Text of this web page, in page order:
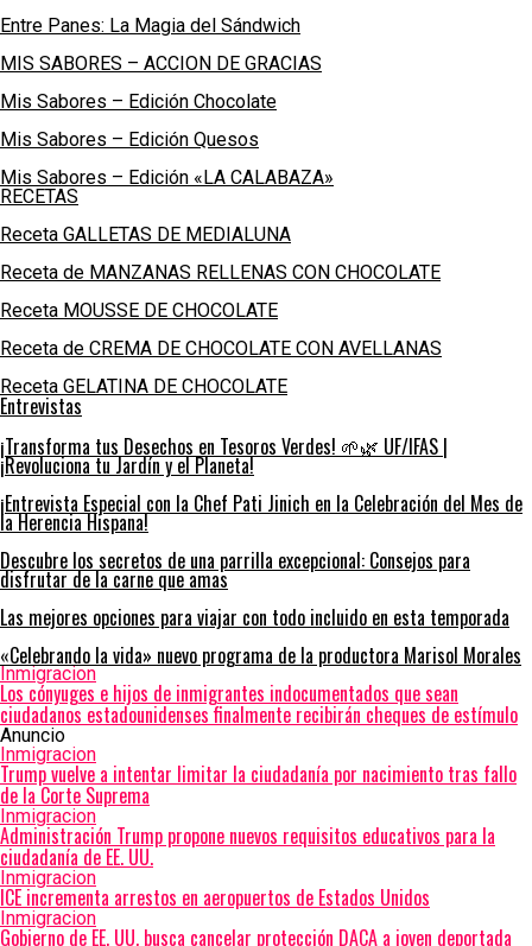
Entre Panes: La Magia del Sándwich
MIS SABORES – ACCION DE GRACIAS
Mis Sabores – Edición Chocolate
Mis Sabores – Edición Quesos
Mis Sabores – Edición «LA CALABAZA»
RECETAS
Receta GALLETAS DE MEDIALUNA
Receta de MANZANAS RELLENAS CON CHOCOLATE
Receta MOUSSE DE CHOCOLATE
Receta de CREMA DE CHOCOLATE CON AVELLANAS
Receta GELATINA DE CHOCOLATE
Entrevistas
¡Transforma tus Desechos en Tesoros Verdes! 🌱🌿 UF/IFAS |
¡Revoluciona tu Jardín y el Planeta!
¡Entrevista Especial con la Chef Pati Jinich en la Celebración del Mes de
la Herencia Hispana!
Descubre los secretos de una parrilla excepcional: Consejos para
disfrutar de la carne que amas
Las mejores opciones para viajar con todo incluido en esta temporada
«Celebrando la vida» nuevo programa de la productora Marisol Morales
Inmigracion
Los cónyuges e hijos de inmigrantes indocumentados que sean
ciudadanos estadounidenses finalmente recibirán cheques de estímulo
Anuncio
Inmigracion
Trump vuelve a intentar limitar la ciudadanía por nacimiento tras fallo
de la Corte Suprema
Inmigracion
Administración Trump propone nuevos requisitos educativos para la
ciudadanía de EE. UU.
Inmigracion
ICE incrementa arrestos en aeropuertos de Estados Unidos
Inmigracion
Gobierno de EE. UU. busca cancelar protección DACA a joven deportada